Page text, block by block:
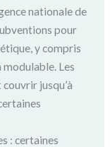
nationale de
pour
y compris
modulable. Les
jusqu’à
: certaines